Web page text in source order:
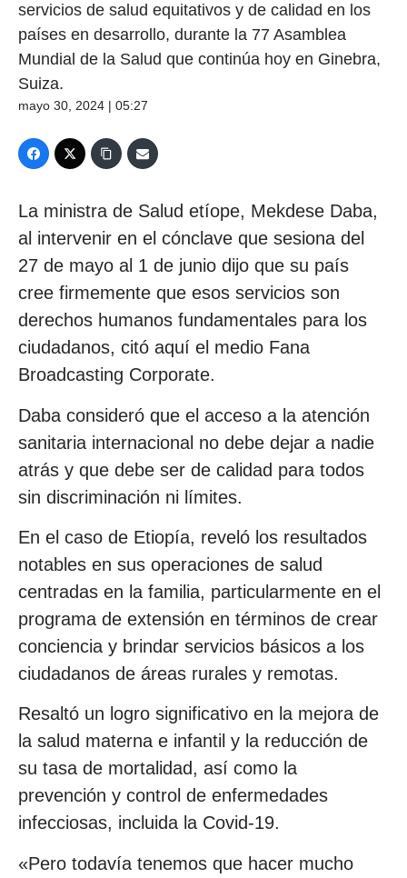
servicios de salud equitativos y de calidad en los
países en desarrollo, durante la 77 Asamblea
Mundial de la Salud que continúa hoy en Ginebra,
Suiza.
mayo 30, 2024 | 05:27
La ministra de Salud etíope, Mekdese Daba,
al intervenir en el cónclave que sesiona del
27 de mayo al 1 de junio dijo que su país
cree firmemente que esos servicios son
derechos humanos fundamentales para los
ciudadanos, citó aquí el medio Fana
Broadcasting Corporate.
Daba consideró que el acceso a la atención
sanitaria internacional no debe dejar a nadie
atrás y que debe ser de calidad para todos
sin discriminación ni límites.
En el caso de Etiopía, reveló los resultados
notables en sus operaciones de salud
centradas en la familia, particularmente en el
programa de extensión en términos de crear
conciencia y brindar servicios básicos a los
ciudadanos de áreas rurales y remotas.
Resaltó un logro significativo en la mejora de
la salud materna e infantil y la reducción de
su tasa de mortalidad, así como la
prevención y control de enfermedades
infecciosas, incluida la Covid-19.
«Pero todavía tenemos que hacer mucho